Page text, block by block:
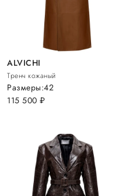
ALVICHI
Тренч кожаный
115 500руб.
Размеры:42